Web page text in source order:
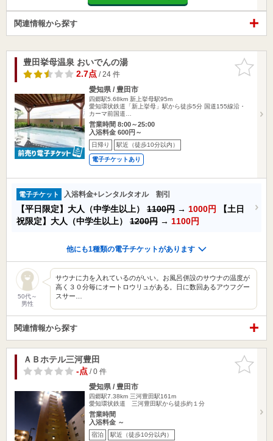
関連情報から探す
お気に入
りに追加
豊田挙母温泉 おいでんの湯
2.7点/ 24 件
愛知県 / 豊田市
四郷駅5.68km 新上挙母駅95m
愛知環状鉄道「新上挙母」駅から徒歩5分 国道155線沿・
カーマ前国道…
営業時間 8:00～25:00
入浴料金 600円～
日帰り 駅近（徒歩10分以内）
電子チケットあり
電子チケット 入浴料金+レンタルタオル 割引
【平日限定】大人（中学生以上） 1100円 → 1000円
【土日
祝限定】大人（中学生以上） 1200円 → 1100円
他にも1種類の電子チケットがあります
50代～
男性
サウナに力を入れているのがいい。お風呂併設のサウナの温度が
高く３０分毎にオートロウリュがある。日に数回あるアウフグー
スサー…
関連情報から探す
お気に入
りに追加
ＡＢホテル三河豊田
-点/ 0 件
愛知県 / 豊田市
四郷駅7.38km 三河豊田駅161m
愛知環状鉄道 三河豊田駅から徒歩約１分
営業時間
入浴料金 ～
宿泊 駅近（徒歩10分以内）